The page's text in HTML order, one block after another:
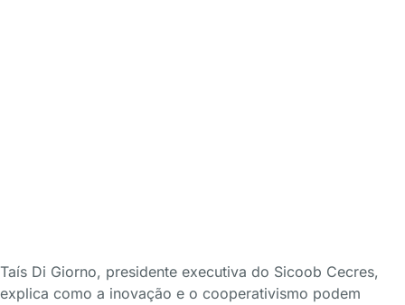
Taís Di Giorno, presidente executiva do Sicoob Cecres,
explica como a inovação e o cooperativismo podem